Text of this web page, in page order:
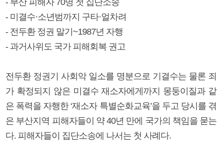
- 미결수·소년범까지 구타·얼차려
- 전두환 정권 말기~1987년 자행
- 과거사위도 국가 피해회복 권고
전두환 정권기 사회악 일소를 명분으로 기결수는 물론 죄
가 확정되지 않은 미결수 재소자에게까지 몽둥이질과 같
은 폭력을 자행한 ‘재소자 특별순화교육’을 두고 당시를 겪
은 부산지역 피해자들이 약 40년 만에 국가의 책임을 묻는
다. 피해자들이 집단소송에 나서는 첫 사례다.